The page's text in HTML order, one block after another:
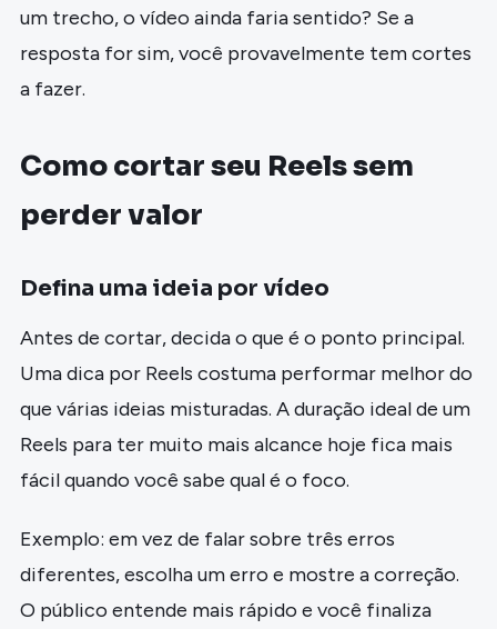
um trecho, o vídeo ainda faria sentido? Se a
resposta for sim, você provavelmente tem cortes
a fazer.
Como cortar seu Reels sem
perder valor
Defina uma ideia por vídeo
Antes de cortar, decida o que é o ponto principal.
Uma dica por Reels costuma performar melhor do
que várias ideias misturadas. A duração ideal de um
Reels para ter muito mais alcance hoje fica mais
fácil quando você sabe qual é o foco.
Exemplo: em vez de falar sobre três erros
diferentes, escolha um erro e mostre a correção.
O público entende mais rápido e você finaliza